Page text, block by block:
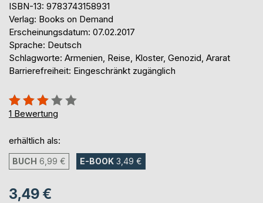
ISBN-13: 9783743158931
Verlag: Books on Demand
Erscheinungsdatum: 07.02.2017
Sprache: Deutsch
Schlagworte: Armenien, Reise, Kloster, Genozid, Ararat
Barrierefreiheit: Eingeschränkt zugänglich
Bewertung::
60%
1 Bewertung
erhältlich als:
BUCH 6,99 € E-BOOK 3,49 €
3,49 €